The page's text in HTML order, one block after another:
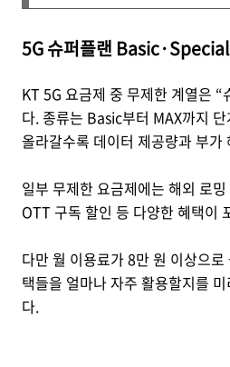
5G 슈퍼플랜
KT 5G 요금제 중 무제한 계열은 “
다. 종류는 Basic부터 MAX까지
올라갈수록 데이터 제공량과 부가
일부 무제한 요금제에는 해외 로
OTT 구독 할인 등 다양한 혜택이
다만 월 이용료가 8만 원 이상으
택들을 얼마나 자주 활용할지를
다.